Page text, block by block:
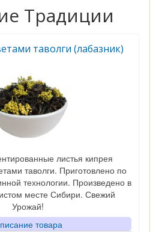
Традиции
таволги (лабазник)
листья кипрея
таволги. Приготовлено по
технологии. Произведено в
месте Сибири. Свежий
Урожай!
товара